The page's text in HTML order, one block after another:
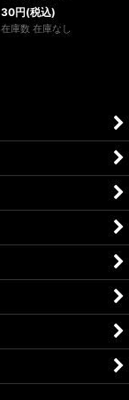
30円(税込)
在庫数 在庫なし